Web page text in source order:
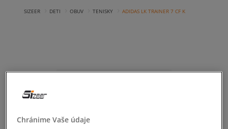
SIZEER DETI OBUV TENISKY ADIDAS LK TRAINER 7 CF K
Chránime Vaše údaje